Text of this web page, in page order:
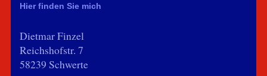
Hier finden Sie mich
Dietmar Finzel
Reichshofstr. 7
58239 Schwerte